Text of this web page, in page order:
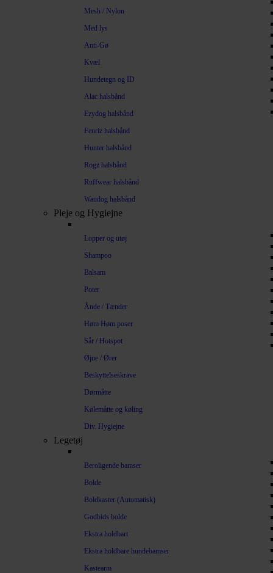
Mesh / Nylon
Med lys
Anti-Gø
Kvæl
Hundetegn og ID
Alac halsbånd
Ezydog halsbånd
Fenriz halsbånd
Hunter halsbånd
Rogz halsbånd
Ruffwear halsbånd
Waudog halsbånd
Pleje og Hygiejne
Lopper og utøj
Shampoo
Balsam
Poter
Ånde / Tænder
Høm Høm poser
Sår / Hotspot
Øjne / Ører
Beskyttelseskrave
Dørmåtte
Kølemåtte og køling
Div. Hygiejne
Legetøj
Beroligende bamser
Bolde
Boldkaster (Automatisk)
Godbids bolde
Ekstra holdbart
Ekstra holdbare hundebamser
Kastearm